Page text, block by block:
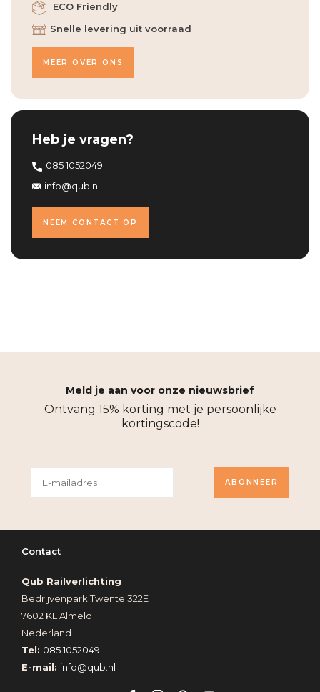
Heb je vragen?
085 1052049
info@qub.nl
NEEM CONTACT OP
ECO Friendly
Snelle levering uit voorraad
MEER OVER ONS
Meld je aan voor onze nieuwsbrief
Ontvang 15% korting met je persoonlijke
kortingscode!
ABONNEER
Contact
Qub Railverlichting
Bedrijvenpark Twente 322E
7602 KL Almelo
Nederland
Tel: 085 1052049
E-mail: info@qub.nl